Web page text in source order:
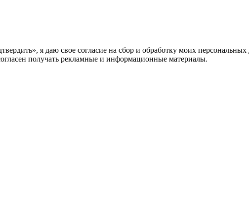
я даю свое согласие на сбор и обработку моих персональных
получать рекламные и информационные материалы.